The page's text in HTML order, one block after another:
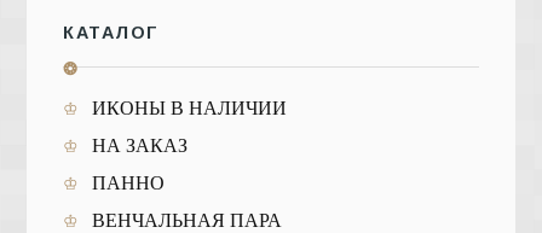
❂
КАТАЛОГ
ИКОНЫ В НАЛИЧИИ
НА ЗАКАЗ
ПАННО
ВЕНЧАЛЬНАЯ ПАРА